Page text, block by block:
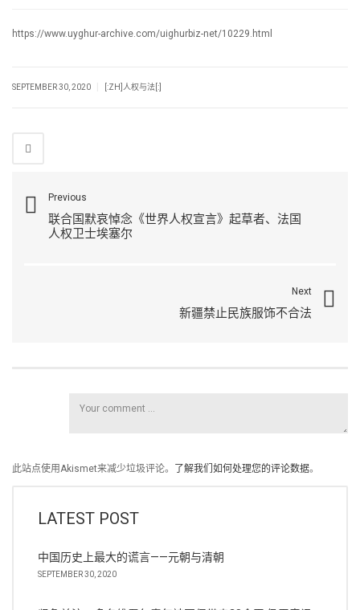
https://www.uyghur-archive.com/uighurbiz-net/10229.html
SEPTEMBER 30, 2020 [:ZH]人权与法[:]
Previous
联合国默哀悼念《世界人权宣言》起草者、法国
人权卫士埃塞尔
Next
新疆禁止民族服饰不合法
此站点使用Akismet来减少垃圾评论。 了解我们如何处理您的评论数据。
LATEST POST
中国历史上最大的谎言——元朝与清朝
SEPTEMBER 30, 2020